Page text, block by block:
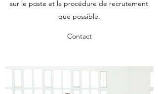
sur le poste et la procédure de recrutement
que possible.
Contact